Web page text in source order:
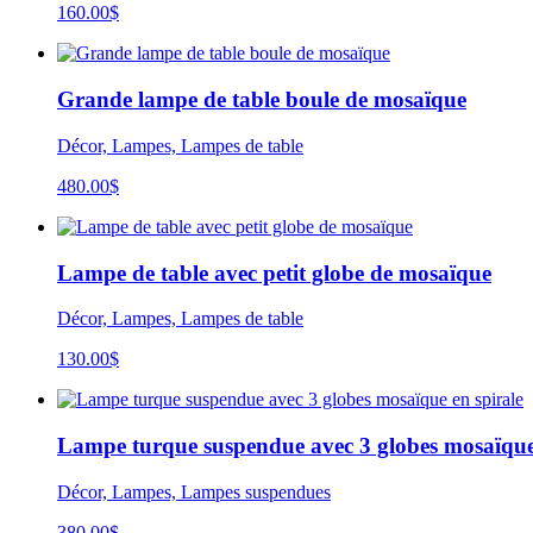
160.00$
Grande lampe de table boule de mosaïque
Décor, Lampes, Lampes de table
480.00$
Lampe de table avec petit globe de mosaïque
Décor, Lampes, Lampes de table
130.00$
Lampe turque suspendue avec 3 globes
Décor, Lampes, Lampes suspendues